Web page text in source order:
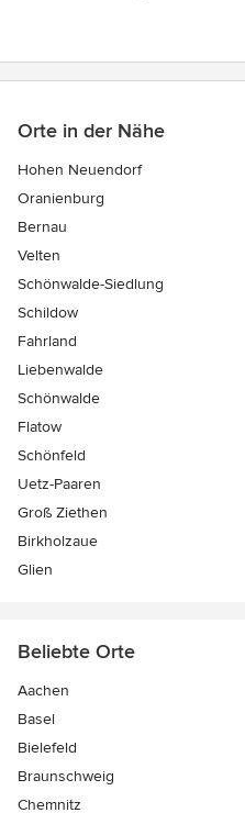
Orte in der Nähe
Hohen Neuendorf
Oranienburg
Bernau
Velten
Schönwalde-Siedlung
Schildow
Fahrland
Liebenwalde
Schönwalde
Flatow
Schönfeld
Uetz-Paaren
Groß Ziethen
Birkholzaue
Glien
Beliebte Orte
Aachen
Basel
Bielefeld
Braunschweig
Chemnitz